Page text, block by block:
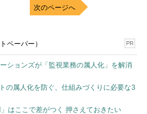
次のページへ
ペーパー） PR
ションズが「監視業務の属人化」を解消
の属人化を防ぐ、仕組みづくりに必要な3
」はここで差がつく 押さえておきたい